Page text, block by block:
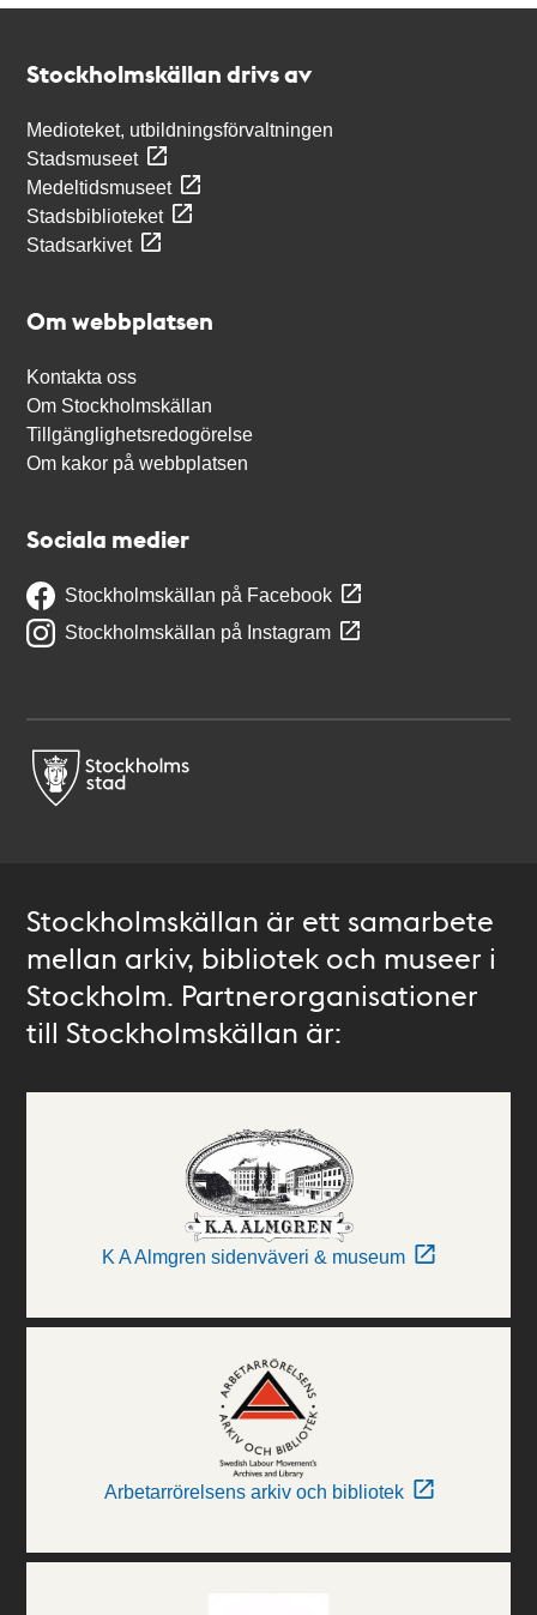
Stockholmskällan drivs av
Medioteket, utbildningsförvaltningen
Stadsmuseet
Medeltidsmuseet
Stadsbiblioteket
Stadsarkivet
Om webbplatsen
Kontakta oss
Om Stockholmskällan
Tillgänglighetsredogörelse
Om kakor på webbplatsen
Sociala medier
Stockholmskällan på Facebook
Stockholmskällan på Instagram
Stockholmskällan är ett samarbete
mellan arkiv, bibliotek och museer i
Stockholm. Partnerorganisationer
till Stockholmskällan är:
K A Almgren sidenväveri & museum
Arbetarrörelsens arkiv och bibliotek